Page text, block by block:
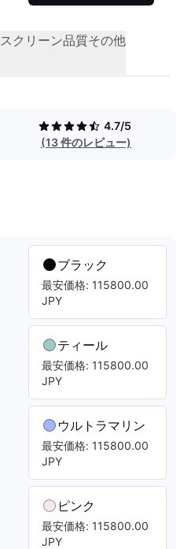
スクリーン品質その他
4.7/5
(13 件のレビュー)
ブラック
最安価格: 115800.00
JPY
ティール
最安価格: 115800.00
JPY
ウルトラマリン
最安価格: 115800.00
JPY
ピンク
最安価格: 115800.00
JPY